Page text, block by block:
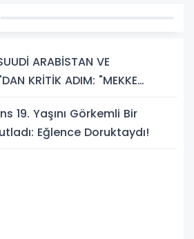
ARABİSTAN VE
KRİTİK ADIM: "MEKKE
19. Yaşını Görkemli Bir
Eğlence Doruktaydı!